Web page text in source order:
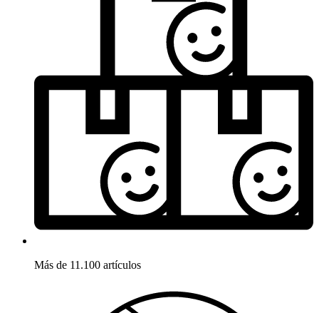
Más de 11.100 artículos